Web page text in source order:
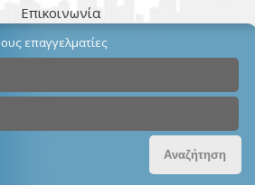
Επικοινωνία
επαγγελματίες